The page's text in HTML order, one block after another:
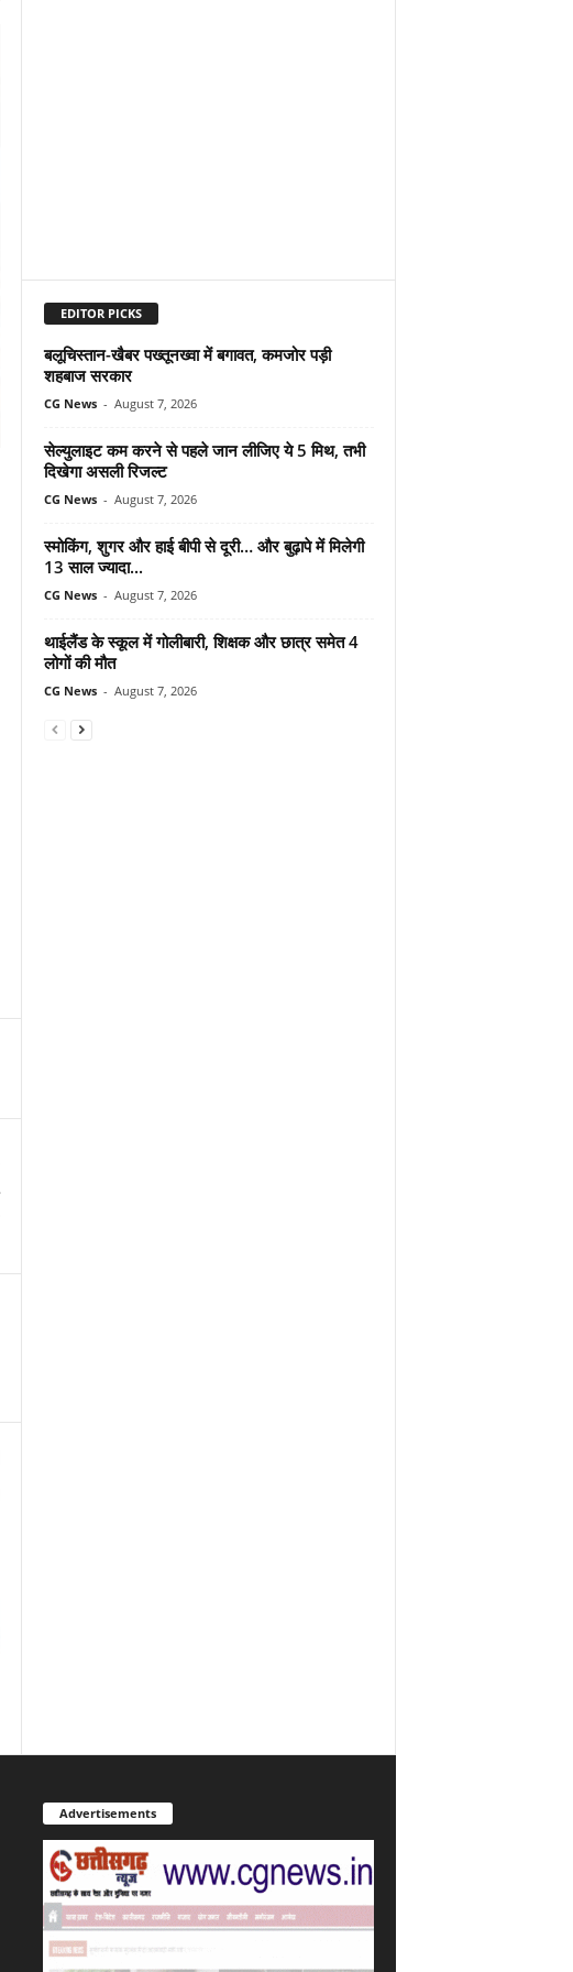
EDITOR PICKS
बलूचिस्तान-खैबर पख्तूनख्वा में बगावत, कमजोर पड़ी
शहबाज सरकार
CG News - August 7, 2026
सेल्युलाइट कम करने से पहले जान लीजिए ये 5 मिथ, तभी
दिखेगा असली रिजल्ट
CG News - August 7, 2026
स्मोकिंग, शुगर और हाई बीपी से दूरी… और बुढ़ापे में मिलेगी
13 साल ज्यादा...
CG News - August 7, 2026
थाईलैंड के स्कूल में गोलीबारी, शिक्षक और छात्र समेत 4
लोगों की मौत
CG News - August 7, 2026
Advertisements